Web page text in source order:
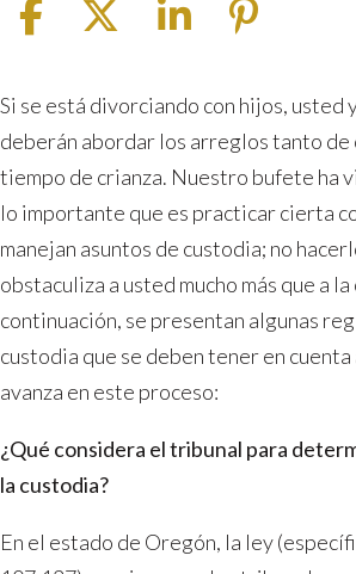
Conducta
desaprobatoria
que
debe
evitar
en
los
casos
de
Si se está divorciando con hijos, usted
deberán abordar los arreglos tanto de
tiempo de crianza. Nuestro bufete ha
lo importante que es practicar cierta
manejan asuntos de custodia; no
obstaculiza a usted mucho más que a
continuación, se presentan algunas
custodia que se deben tener en cuenta
avanza en este proceso:
¿Qué considera el tribunal para
la custodia?
En el estado de Oregón, la ley